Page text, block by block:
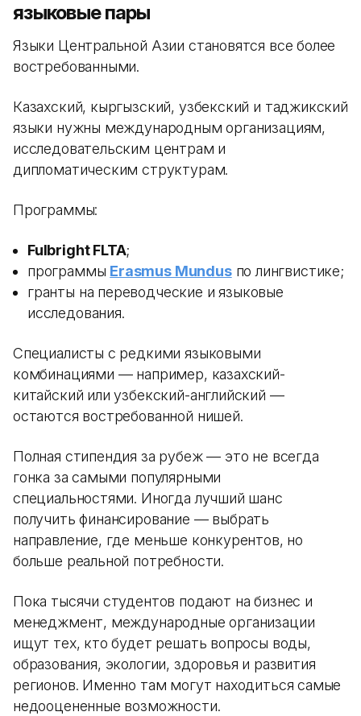
языковые пары
Языки Центральной Азии становятся все более
востребованными.
Казахский, кыргызский, узбекский и таджикский
языки нужны международным организациям,
исследовательским центрам и
дипломатическим структурам.
Программы:
Fulbright FLTA;
программы Erasmus Mundusпо лингвистике;
гранты на переводческие и языковые
исследования.
Специалисты с редкими языковыми
комбинациями — например, казахский-
китайский или узбекский-английский —
остаются востребованной нишей.
Полная стипендия за рубеж — это не всегда
гонка за самыми популярными
специальностями. Иногда лучший шанс
получить финансирование — выбрать
направление, где меньше конкурентов, но
больше реальной потребности.
Пока тысячи студентов подают на бизнес и
менеджмент, международные организации
ищут тех, кто будет решать вопросы воды,
образования, экологии, здоровья и развития
регионов. Именно там могут находиться самые
недооцененные возможности.